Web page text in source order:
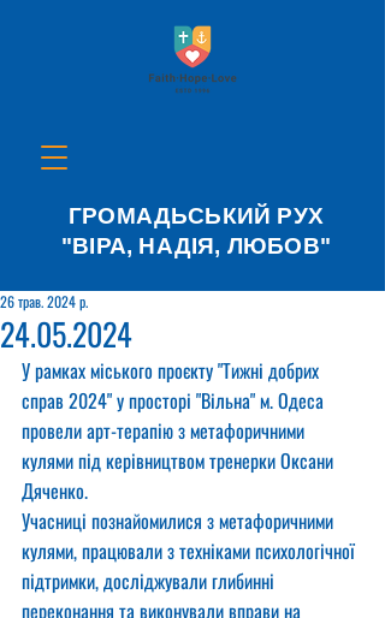
ГРОМАДЬСЬКИЙ РУХ
"ВІРА, НАДІЯ, ЛЮБОВ"
24.05.2024
26 трав. 2024 р.
У рамках міського проєкту "Тижні добрих
справ 2024" у просторі "Вільна" м. Одеса
провели арт-терапію з метафоричними
кулями під керівництвом тренерки Оксани
Дяченко.
Учасниці познайомилися з метафоричними
кулями, працювали з техніками психологічної
підтримки, досліджували глибинні
переконання та виконували вправи на